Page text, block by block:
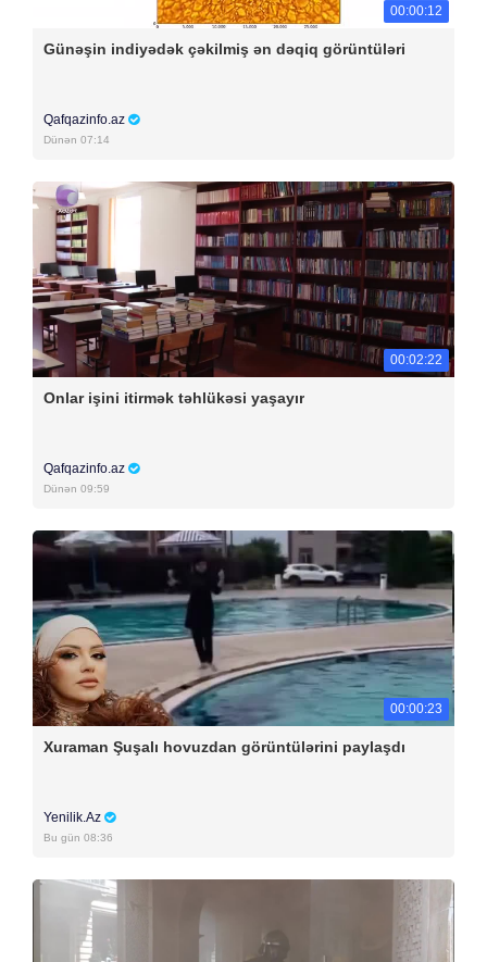
00:00:12
Günəşin indiyədək çəkilmiş ən dəqiq görüntüləri
Qafqazinfo.az
Dünən 07:14
00:02:22
Onlar işini itirmək təhlükəsi yaşayır
Qafqazinfo.az
Dünən 09:59
00:00:23
Xuraman Şuşalı hovuzdan görüntülərini paylaşdı
Yenilik.Az
Bu gün 08:36